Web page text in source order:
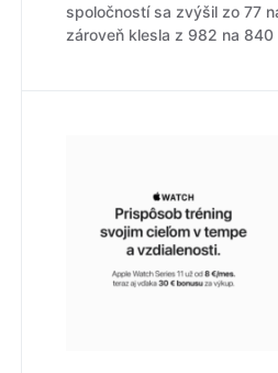
spoločností sa zvýšil zo 77
zároveň klesla z 982 na 840